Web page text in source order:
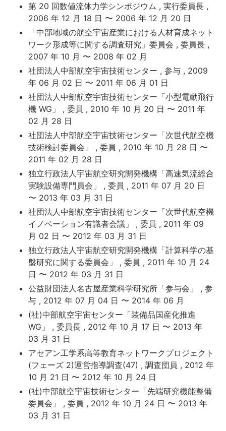
第 20 回数値流体力学シンポジウム , 実行委員長 ,
2006 年 12 月 18 日 〜 2006 年 12 月 20 日
「中部地域の航空宇宙産業における人材育成ネット
ワーク形成等に関する調査研究」委員会 , 委員長 ,
2007 年 10 月 〜 2008 年 02 月
社団法人中部航空宇宙技術センター , 参与 , 2009
年 06 月 02 日 〜 2011 年 06 月 01 日
社団法人中部航空宇宙技術センター「小型電動飛行
機 WG」 , 委員 , 2010 年 10 月 20 日 〜 2011 年
02 月 28 日
社団法人中部航空宇宙技術センター「次世代航空機
技術検討委員会」 , 委員 , 2010 年 10 月 28 日 〜
2011 年 02 月 28 日
独立行政法人宇宙航空研究開発機構「高速気流総合
実験設備専門員会」 , 委員 , 2011 年 07 月 20 日
〜 2013 年 03 月 31 日
社団法人中部航空宇宙技術センター「次世代航空機
イノベーション有識者会議」 , 委員 , 2011 年 09
月 02 日 〜 2012 年 03 月 31 日
独立行政法人宇宙航空研究開発機構「計算科学の基
盤研究に関する委員会」 , 委員 , 2011 年 10 月 24
日 〜 2012 年 03 月 31 日
公益財団法人名古屋産業科学研究所「参与会」 , 参
与 , 2012 年 07 月 04 日 〜 2014 年 06 月
(社)中部航空宇宙センター「装備品国産化推進
WG」 , 委員長 , 2012 年 10 月 17 日 〜 2013 年
03 月 31 日
アセアン工学系高等教育ネットワークプロジェクト
(フェーズ 2)運営指導調査(47) , 調査団員 , 2012 年
10 月 21 日 〜 2012 年 10 月 24 日
(社)中部航空宇宙技術センター「先端研究機能整備
委員会」 , 委員 , 2012 年 10 月 24 日 〜 2013 年
03 月 31 日